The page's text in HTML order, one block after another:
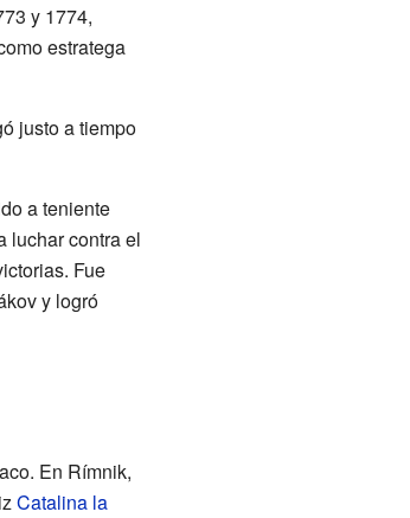
y 1774,
estratega
justo a tiempo
a teniente
luchar contra el
Fue
y logró
En Rímnik,
Catalina la